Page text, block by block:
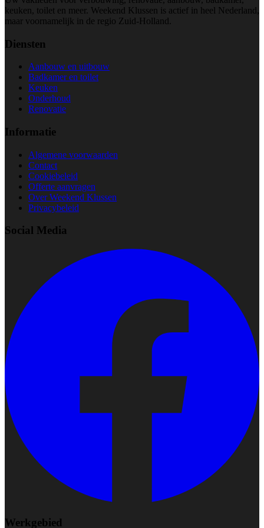
keuken, toilet en meer. Weekend Klussen is actief in heel Nederland,
maar voornamelijk in de regio Zuid-Holland.
Diensten
Aanbouw en uitbouw
Badkamer en toilet
Keuken
Onderhoud
Renovatie
Informatie
Algemene voorwaarden
Contact
Cookiebeleid
Offerte aanvragen
Over Weekend Klussen
Privacybeleid
Social Media
Werkgebied